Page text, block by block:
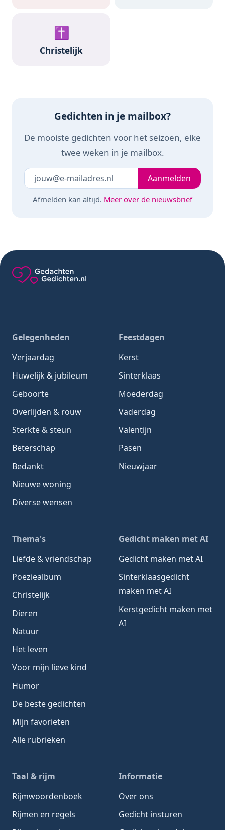
✝️
Christelijk
Gedichten in je mailbox?
De mooiste gedichten voor het seizoen, elke
twee weken in je mailbox.
Laat dit veld leeg Je e-mailadresAanmelden
Afmelden kan altijd. Meer over de nieuwsbrief
Gelegenheden
Verjaardag
Huwelijk & jubileum
Geboorte
Overlijden & rouw
Sterkte & steun
Beterschap
Bedankt
Nieuwe woning
Diverse wensen
Feestdagen
Kerst
Sinterklaas
Moederdag
Vaderdag
Valentijn
Pasen
Nieuwjaar
Thema's
Liefde & vriendschap
Poëziealbum
Christelijk
Dieren
Natuur
Het leven
Voor mijn lieve kind
Humor
De beste gedichten
Mijn favorieten
Alle rubrieken
Gedicht maken met AI
Gedicht maken met AI
Sinterklaasgedicht
maken met AI
Kerstgedicht maken met
AI
Taal & rijm
Rijmwoordenboek
Rijmen en regels
Informatie
Over ons
Gedicht insturen